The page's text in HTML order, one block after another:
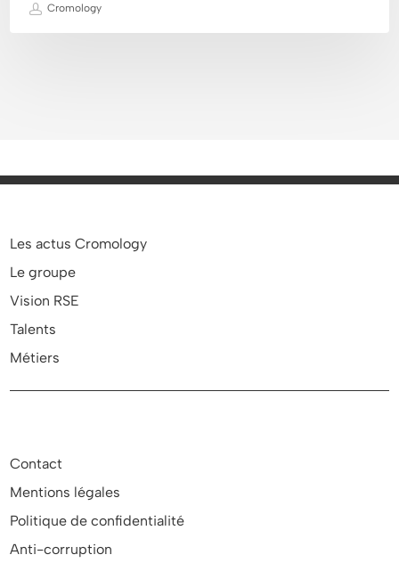
Cromology
Les actus Cromology
Le groupe
Vision RSE
Talents
Métiers
Contact
Mentions légales
Politique de confidentialité
Anti-corruption